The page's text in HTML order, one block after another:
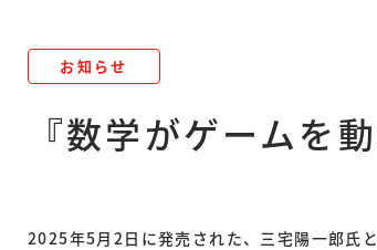
お知らせ
『数学がゲームを
2025年5月2日に発売された、三宅陽一郎氏